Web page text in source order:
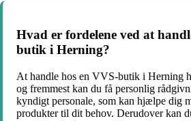
Hvad er fordelene ved at
butik i Herning?
At handle hos en VVS-butik i Herning
og fremmest kan du få personlig
kyndigt personale, som kan hjælpe dig
produkter til dit behov. Derudover kan